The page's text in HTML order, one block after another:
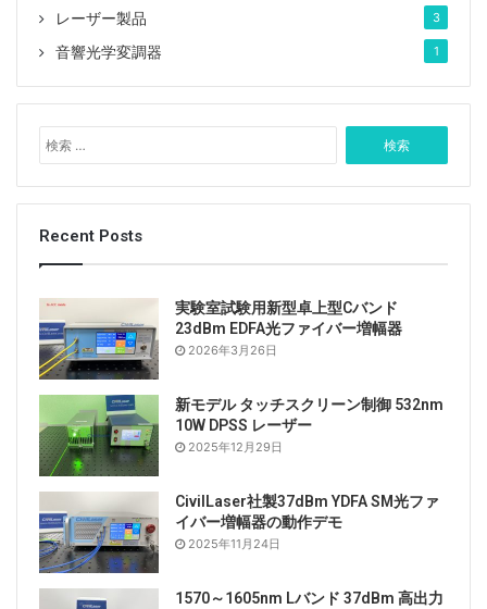
レーザー製品 3
音響光学変調器 1
索
:
Recent Posts
実験室試験用新型卓上型Cバンド
23dBm EDFA光ファイバー増幅器
2026年3月26日
新モデル タッチスクリーン制御 532nm
10W DPSS レーザー
2025年12月29日
CivilLaser社製37dBm YDFA SM光ファ
イバー増幅器の動作デモ
2025年11月24日
1570～1605nm Lバンド 37dBm 高出力